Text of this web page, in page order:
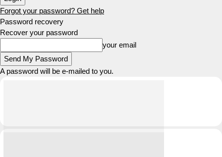
Forgot your password? Get help
Password recovery
Recover your password
your email
A password will be e-mailed to you.